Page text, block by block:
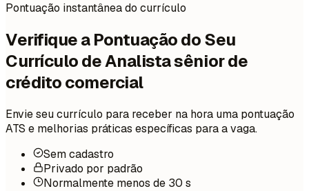
Pontuação instantânea do currículo
Verifique a Pontuação do Seu
Currículo de Analista sênior de
crédito comercial
Envie seu currículo para receber na hora uma pontuação
ATS e melhorias práticas específicas para a vaga.
Sem cadastro
Privado por padrão
Normalmente menos de 30 s